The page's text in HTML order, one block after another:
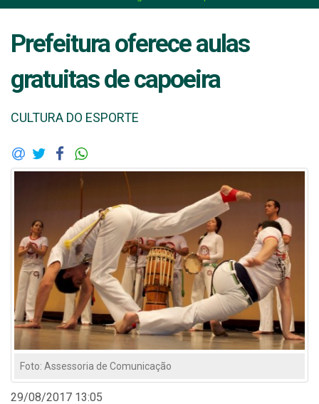
Prefeitura oferece aulas
gratuitas de capoeira
CULTURA DO ESPORTE
Foto: Assessoria de Comunicação
29/08/2017 13:05